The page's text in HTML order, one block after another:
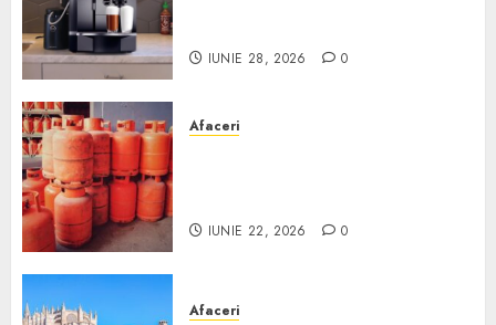
IUNIE 28, 2026 0
Afaceri
IUNIE 22, 2026 0
Afaceri